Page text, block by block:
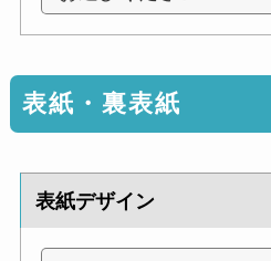
表紙・裏表紙
表紙デザイン